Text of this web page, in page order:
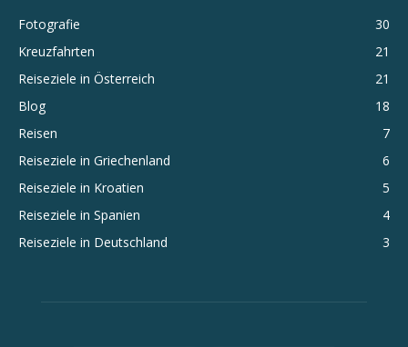
Fotografie
30
Kreuzfahrten
21
Reiseziele in Österreich
21
Blog
18
Reisen
7
Reiseziele in Griechenland
6
Reiseziele in Kroatien
5
Reiseziele in Spanien
4
Reiseziele in Deutschland
3